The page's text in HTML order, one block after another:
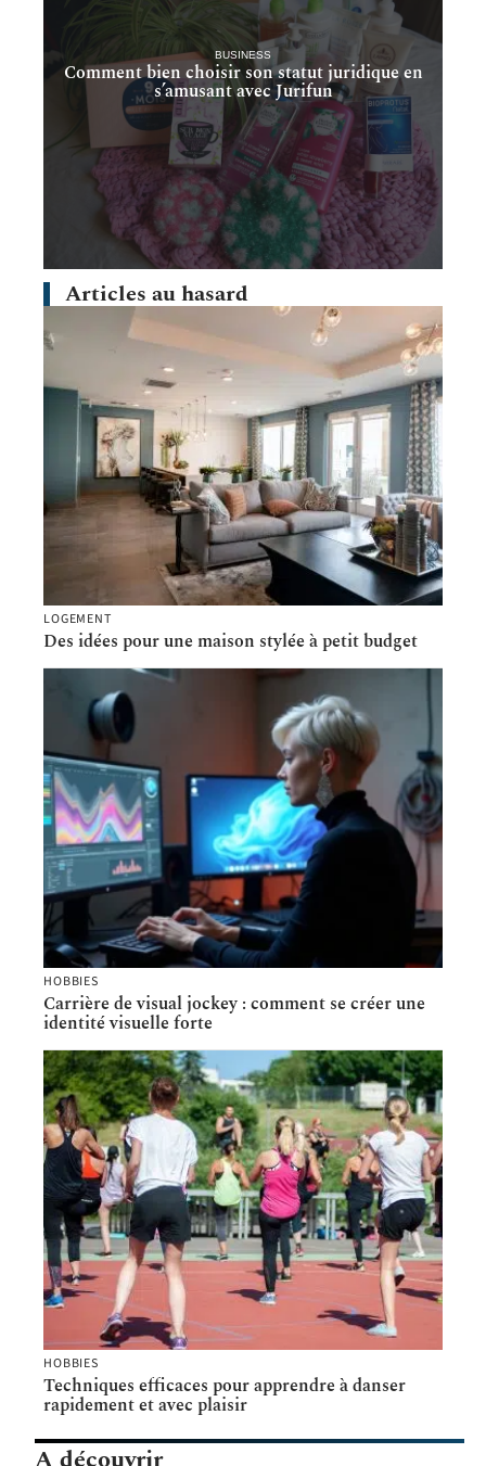
BUSINESS
Comment bien choisir son statut juridique en
s’amusant avec Jurifun
Articles au hasard
LOGEMENT
Des idées pour une maison stylée à petit budget
HOBBIES
Carrière de visual jockey : comment se créer une
identité visuelle forte
HOBBIES
Techniques efficaces pour apprendre à danser
rapidement et avec plaisir